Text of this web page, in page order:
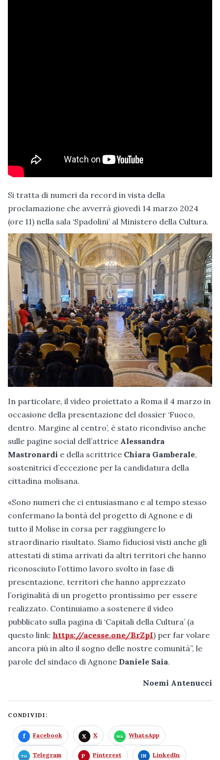
Si tratta di numeri da record in vista della
proclamazione che avverrà giovedì 14 marzo 2024
(ore 11) nella sala ‘Spadolini’ al Ministero della Cultura.
In particolare, il video proiettato a Roma il 4 marzo in
occasione della presentazione del dossier ‘Fuoco,
dentro. Margine al centro’, è stato ricondiviso anche
sulle pagine social dell’attrice Alessandra
Mastronardi e della scrittrice Chiara Gamberale,
sostenitrici d’eccezione per la candidatura della
cittadina molisana.
«Sono numeri che ci entusiasmano e al tempo stesso
confermano la bontà del progetto di Agnone e di
tutto il Molise in corsa per raggiungere lo
straordinario risultato. Siamo fiduciosi visti anche gli
attestati di stima arrivati da altri territori che hanno
riconosciuto l’ottimo lavoro svolto in fase di
presentazione, territori che hanno apprezzato
l’originalità di un progetto prontissimo per essere
realizzato. Continuiamo a sostenere il video
pubblicato sulla pagina di ‘Capitali della Cultura’ (a
questo link: https://acesse.one/BrZpI) per far volare
ancora più in alto il sogno delle nostre comunità”, le
parole del sindaco di Agnone Daniele Saia.
Noemi Antenucci
CONDIVIDI:
Facebook X WhatsApp
Telegram Pinterest LinkedIn